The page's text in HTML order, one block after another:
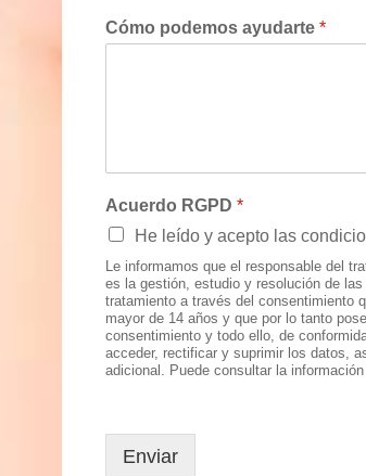
Cómo podemos ayudarte *
Acuerdo RGPD *
He leído y acepto las
Le informamos que el responsable del
es la gestión, estudio y resolución de
tratamiento a través del consentimiento
mayor de 14 años y que por lo tanto
consentimiento y todo ello, de
acceder, rectificar y suprimir los datos,
adicional. Puede consultar la
Enviar